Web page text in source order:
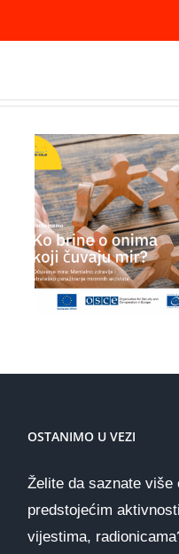
OSTANIMO U VEZI
Želite da saznate više
predstojećim
vijestima,